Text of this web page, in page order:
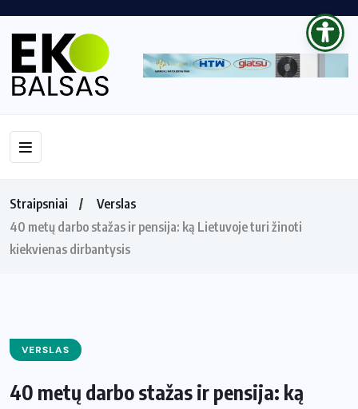
Straipsniai
Verslas
40 metų darbo stažas ir pensija: ką Lietuvoje turi žinoti
kiekvienas dirbantysis
VERSLAS
40 metų darbo stažas ir pensija: ką